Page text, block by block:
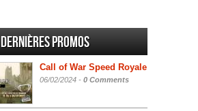
Dernières promos
Call of War Speed Royale
06/02/2024 - 0 Comments